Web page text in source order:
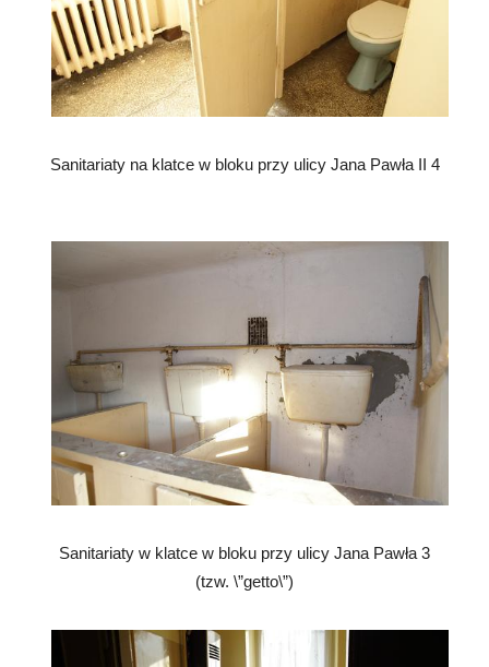
Sanitariaty na klatce w bloku przy ulicy Jana Pawła II 4
Sanitariaty w klatce w bloku przy ulicy Jana Pawła 3
(tzw. \”getto\”)